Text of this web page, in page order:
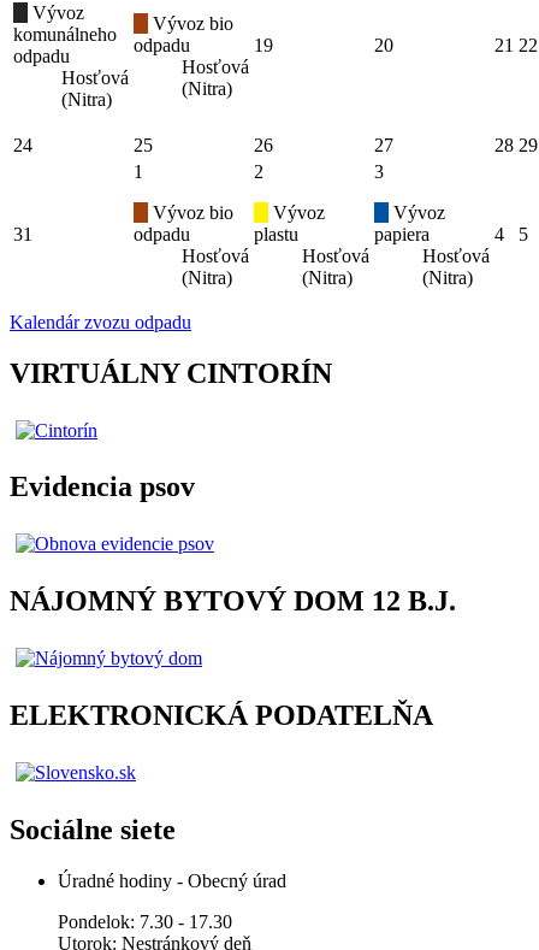
Vývoz
komunálneho
odpadu
Hosťová
(Nitra)
Vývoz bio
odpadu
Hosťová
(Nitra)
19 20 21 22
24 25 26 27 28 29
31
1
Vývoz bio
odpadu
Hosťová
(Nitra)
2
Vývoz
plastu
Hosťová
(Nitra)
3
Vývoz
papiera
Hosťová
(Nitra)
4 5
Kalendár zvozu odpadu
VIRTUÁLNY CINTORÍN
Evidencia psov
NÁJOMNÝ BYTOVÝ DOM 12 B.J.
ELEKTRONICKÁ PODATELŇA
Sociálne siete
Úradné hodiny - Obecný úrad
Pondelok: 7.30 - 17.30
Utorok: Nestránkový deň